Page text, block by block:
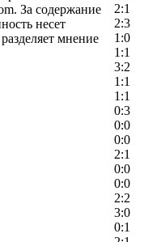
2:1
2:3
1:0
1:1
3:2
1:1
1:1
0:3
0:0
0:0
2:1
0:0
0:0
2:2
3:0
0:1
За содержание
несет
мнение